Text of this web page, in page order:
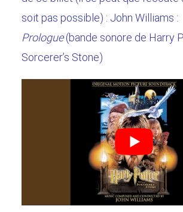
soit pas possible) : John Williams :
Prologue(bande sonore de Harry
Sorcerer’s Stone)